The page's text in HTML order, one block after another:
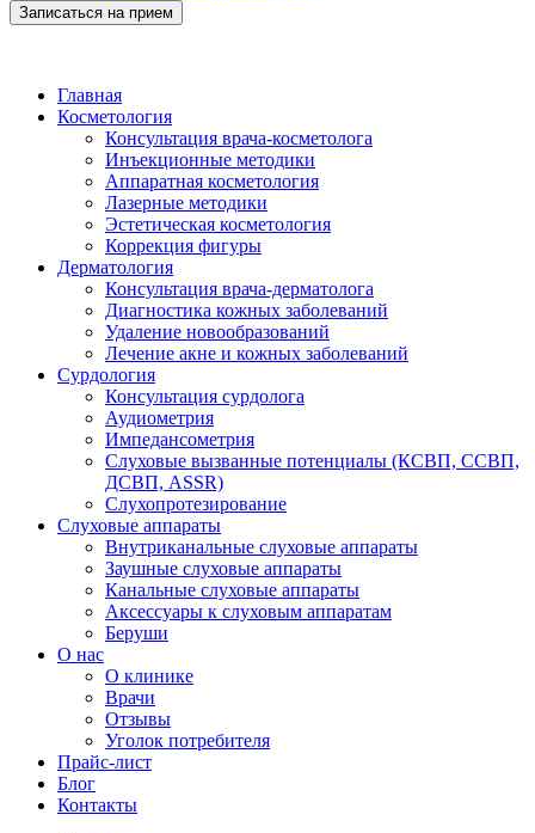
Записаться на прием
Главная
Косметология
Консультация врача-косметолога
Инъекционные методики
Аппаратная косметология
Лазерные методики
Эстетическая косметология
Коррекция фигуры
Дерматология
Консультация врача-дерматолога
Диагностика кожных заболеваний
Удаление новообразований
Лечение акне и кожных заболеваний
Сурдология
Консультация сурдолога
Аудиометрия
Импедансометрия
Слуховые вызванные потенциалы (КСВП, ССВП,
ДСВП, ASSR)
Слухопротезирование
Слуховые аппараты
Внутриканальные слуховые аппараты
Заушные слуховые аппараты
Канальные слуховые аппараты
Аксессуары к слуховым аппаратам
Беруши
О нас
О клинике
Врачи
Отзывы
Уголок потребителя
Прайс-лист
Блог
Контакты